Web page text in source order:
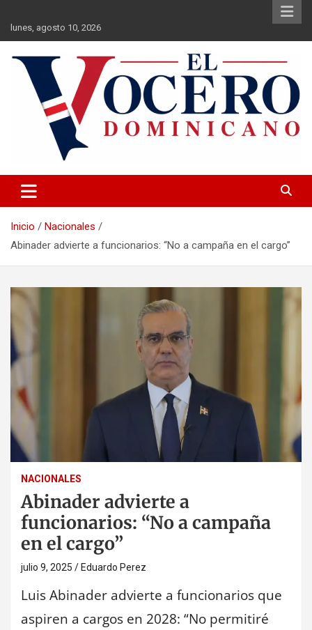
contenido
lunes, agosto 10, 2026
El Vocero Dominicano
Inicio
Nacionales
Abinader advierte a funcionarios: “No a campaña en el cargo”
NACIONALES
Abinader advierte a
funcionarios: “No a campaña
en el cargo”
julio 9, 2025 Eduardo Perez
Luis Abinader advierte a funcionarios que
aspiren a cargos en 2028: “No permitiré